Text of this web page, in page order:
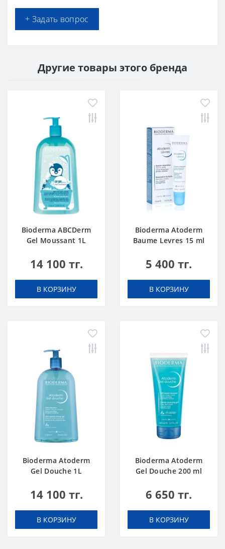
+ Задать вопрос
Другие товары этого бренда
Bioderma ABCDerm
Gel Moussant 1L
14 100 тг.
В КОРЗИНУ
Bioderma Atoderm
Baume Levres 15 ml
5 400 тг.
В КОРЗИНУ
Bioderma Atoderm
Gel Douche 1L
14 100 тг.
В КОРЗИНУ
Bioderma Atoderm
Gel Douche 200 ml
6 650 тг.
В КОРЗИНУ